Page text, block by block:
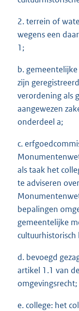
2. terrein of
wegens een
1;
b.
zijn
verordening als
aangewezen
onderdeel a;
c.
als taak het
te adviseren
bepalingen
gemeentelijke
cultuurhistorisch
d. bevoegd
artikel 1.1 van
omgevingsrecht;
e. college: het